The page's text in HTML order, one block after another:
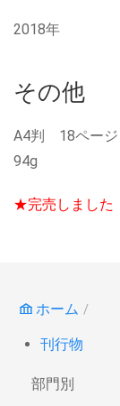
2018年
その他
A4判 18ページ
94g
★完売しました
ホーム
刊行物
部門別